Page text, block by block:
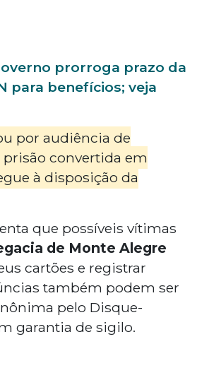
prorroga prazo da
para benefícios; veja
por audiência de
prisão convertida em
à disposição da
que possíveis vítimas
de Monte Alegre
cartões e registrar
também podem ser
pelo Disque-
garantia de sigilo.